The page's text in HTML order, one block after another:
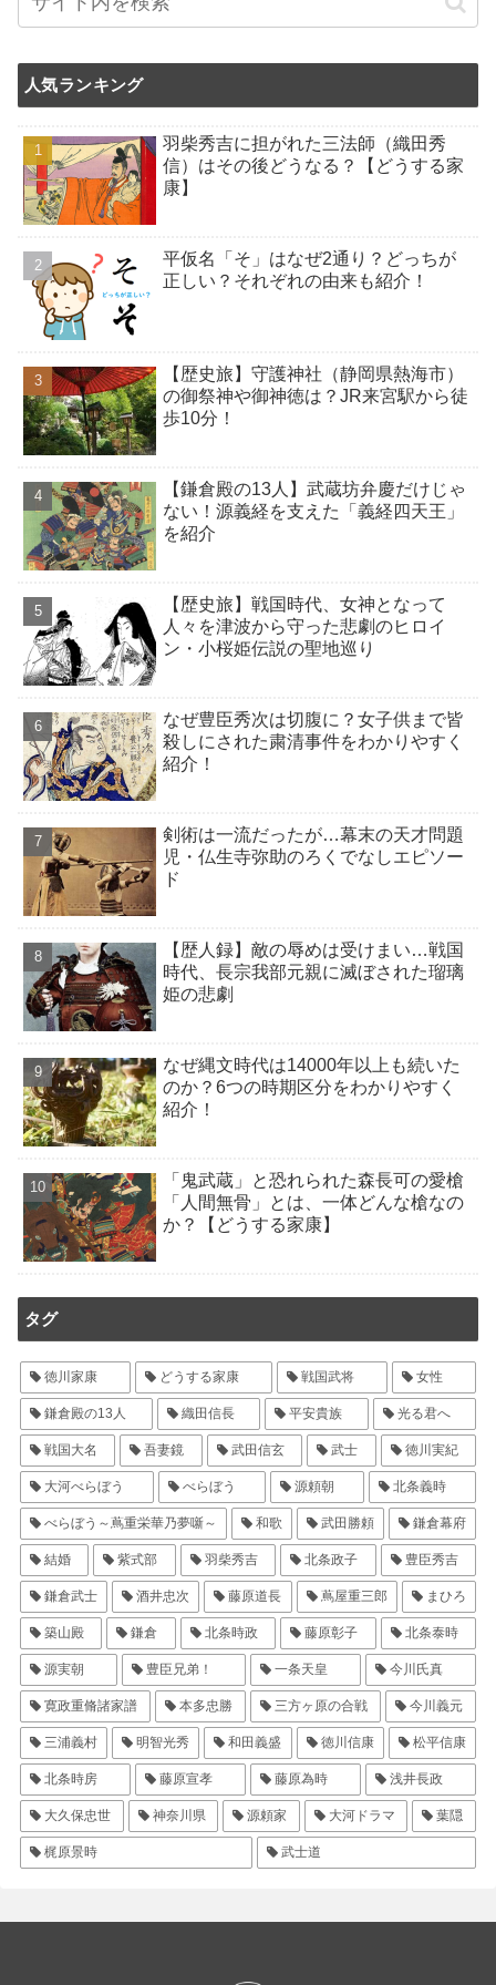
人気ランキング
羽柴秀吉に担がれた三法師（織田秀
信）はその後どうなる？【どうする家
康】
平仮名「そ」はなぜ2通り？どっちが
正しい？それぞれの由来も紹介！
【歴史旅】守護神社（静岡県熱海市）
の御祭神や御神徳は？JR来宮駅から徒
歩10分！
【鎌倉殿の13人】武蔵坊弁慶だけじゃ
ない！源義経を支えた「義経四天王」
を紹介
【歴史旅】戦国時代、女神となって
人々を津波から守った悲劇のヒロイ
ン・小桜姫伝説の聖地巡り
なぜ豊臣秀次は切腹に？女子供まで皆
殺しにされた粛清事件をわかりやすく
紹介！
剣術は一流だったが…幕末の天才問題
児・仏生寺弥助のろくでなしエピソー
ド
【歴人録】敵の辱めは受けまい…戦国
時代、長宗我部元親に滅ぼされた瑠璃
姫の悲劇
なぜ縄文時代は14000年以上も続いた
のか？6つの時期区分をわかりやすく
紹介！
「鬼武蔵」と恐れられた森長可の愛槍
「人間無骨」とは、一体どんな槍なの
か？【どうする家康】
タグ
徳川家康 どうする家康 戦国武将 女性
鎌倉殿の13人 織田信長 平安貴族 光る君へ
戦国大名 吾妻鏡 武田信玄 武士 徳川実紀
大河べらぼう べらぼう 源頼朝 北条義時
べらぼう～蔦重栄華乃夢噺～ 和歌 武田勝頼 鎌倉幕府
結婚 紫式部 羽柴秀吉 北条政子 豊臣秀吉
鎌倉武士 酒井忠次 藤原道長 蔦屋重三郎 まひろ
築山殿 鎌倉 北条時政 藤原彰子 北条泰時
源実朝 豊臣兄弟！ 一条天皇 今川氏真
寛政重脩諸家譜 本多忠勝 三方ヶ原の合戦 今川義元
三浦義村 明智光秀 和田義盛 徳川信康 松平信康
北条時房 藤原宣孝 藤原為時 浅井長政
大久保忠世 神奈川県 源頼家 大河ドラマ 葉隠
梶原景時 武士道